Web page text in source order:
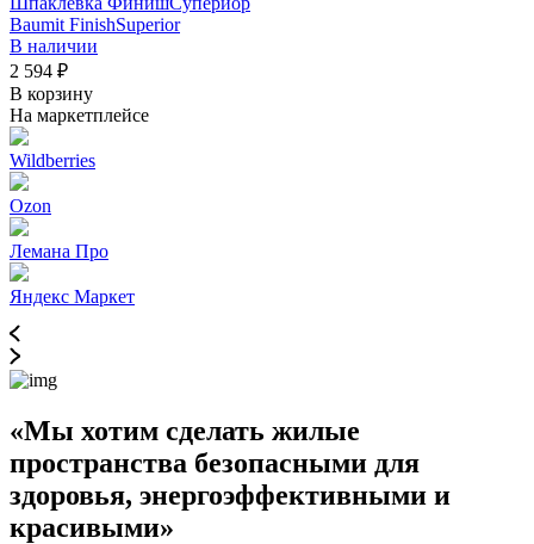
Baumit FinishSuperior
В наличии
2 594 ₽
В корзину
На маркетплейсе
Wildberries
Ozon
Лемана Про
Яндекс Маркет
«Мы хотим сделать жилые
пространства безопасными для
здоровья, энергоэффективными и
красивыми»